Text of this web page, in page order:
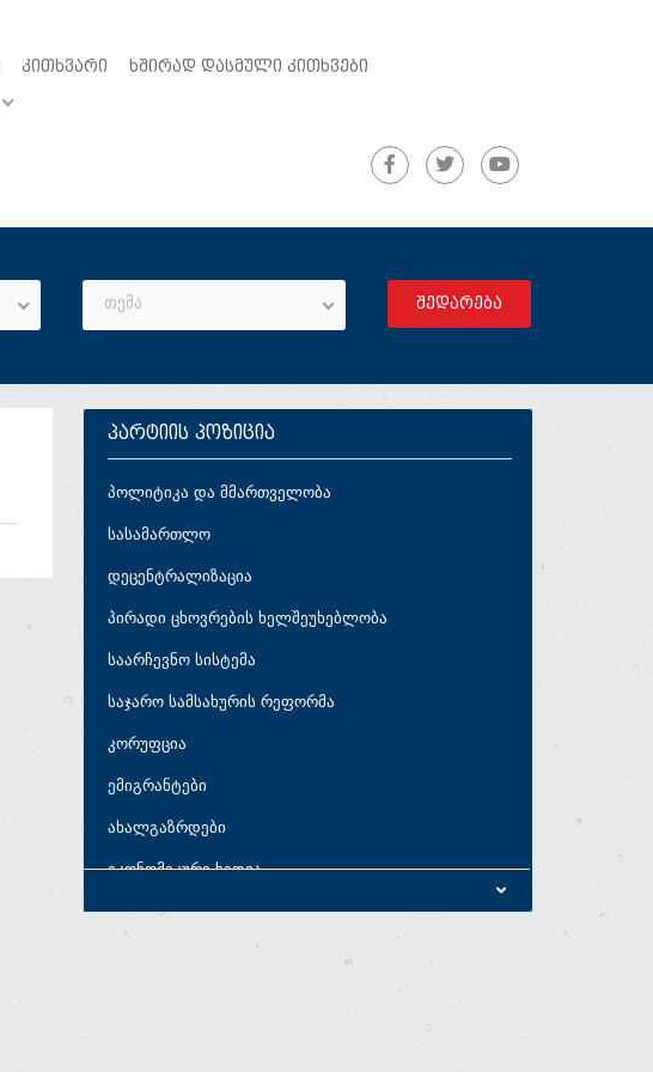
ᲙᲘᲗᲮᲕᲐᲠᲘ
ᲮᲨᲘᲠᲐᲓ ᲓᲐᲡᲛᲣᲚᲘ ᲙᲘᲗᲮᲕᲔᲑᲘ
თემა
პარტიის პოზიცია
პოლიტიკა და მმართველობა
სასამართლო
დეცენტრალიზაცია
პირადი ცხოვრების ხელშეუხებლობა
საარჩევნო სისტემა
საჯარო სამსახურის რეფორმა
კორუფცია
ემიგრანტები
ახალგაზრდები
ეკონომიკური ხედვა
ეკონომიკური პარამეტრები
საბიუჯეტო პრიორიტეტები